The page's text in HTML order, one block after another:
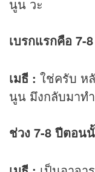
นูน วะ
เบรกแรกคือ 7-
เมธี : ใช่ครับ ห
นูน มึงกลับมาท
ช่วง 7-8 ปีตอน